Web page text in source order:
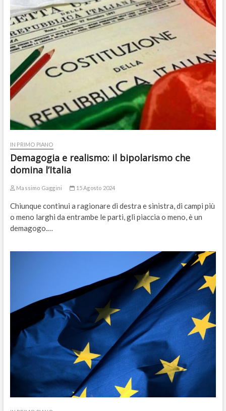
IN PRIMO PIANO
Demagogia e realismo: il bipolarismo che
domina l’Italia
Massimo Gaggini 15 Agosto 2024
Chiunque continui a ragionare di destra e sinistra, di campi più
o meno larghi da entrambe le parti, gli piaccia o meno, è un
demagogo.…